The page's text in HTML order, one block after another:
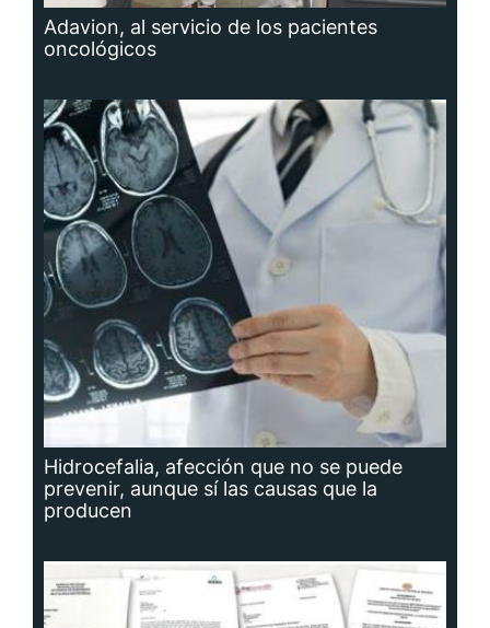
Adavion, al servicio de los pacientes
oncológicos
Hidrocefalia, afección que no se puede
prevenir, aunque sí las causas que la
producen